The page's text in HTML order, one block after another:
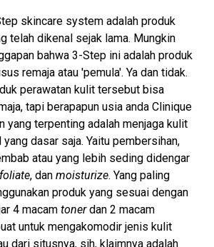
skincare system adalah produk
telah dikenal sejak lama. Mungkin
bahwa 3-Step ini adalah produk
remaja atau 'pemula'. Ya dan tidak.
perawatan kulit tersebut bisa
tapi berapapun usia anda Clinique
yang terpenting adalah menjaga kulit
dasar saja. Yaitu pembersihan,
atau yang lebih seding didengar
, dan moisturize. Yang paling
produk yang sesuai dengan
4 macam tonerdan 2 macam
untuk mengakomodir jenis kulit
dari situsnya, sih, klaimnya adalah